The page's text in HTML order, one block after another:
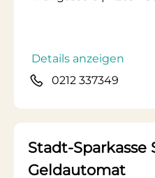
Details anzeigen
0212 337349
Stadt-Sparkasse
Geldautomat